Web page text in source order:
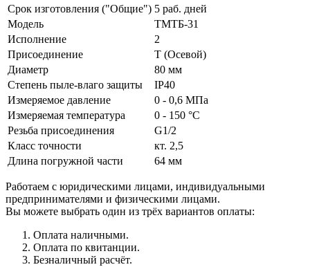
Срок изготовления ("Общие") 5 раб. дней
Модель
ТМТБ-31
Исполнение
2
Присоединение
Т (Осевой)
Диаметр
80 мм
Степень пыле-влаго защиты
IP40
Измеряемое давление
0 - 0,6 МПа
Измеряемая температура
0 - 150 °C
Резьба присоединения
G1/2
Класс точности
кт. 2,5
Длина погружной части
64 мм
Работаем с юридическими лицами, индивидуальными
предпринимателями и физическими лицами.
Вы можете выбрать один из трёх вариантов оплаты:
Оплата наличными.
Оплата по квитанции.
Безналичный расчёт.